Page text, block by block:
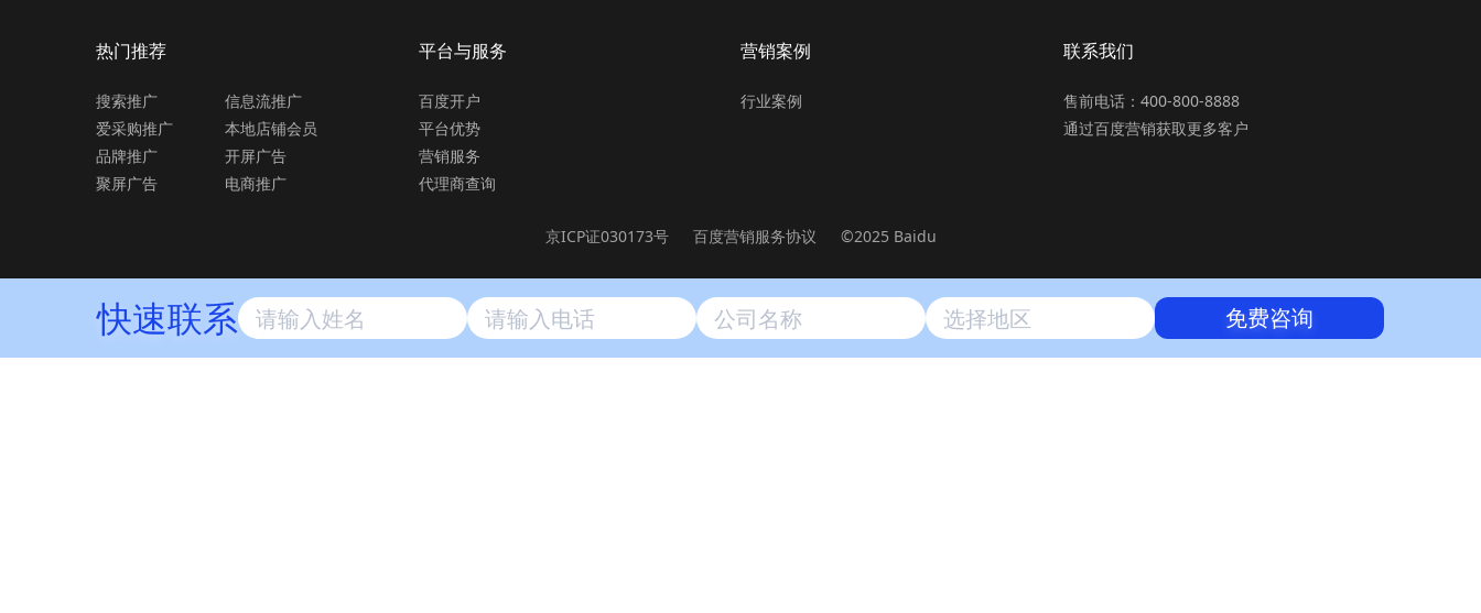
营销效果
65% ，成功借力本地推广吸引了潜在学生到校转化，引领了少儿编程教育行业营销的风尚。
热门推荐
搜索推广
信息流推广
爱采购推广
本地店铺会员
品牌推广
开屏广告
聚屏广告
电商推广
平台与服务
百度开户
平台优势
营销服务
代理商查询
营销案例
行业案例
联系我们
售前电话：400-800-8888
通过百度营销获取更多客户
京ICP证030173号 百度营销服务协议 ©2025 Baidu
快速联系 免费咨询